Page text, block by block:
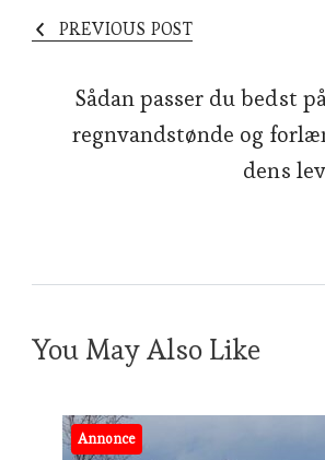
PREVIOUS POST
Sådan passer du bedst
regnvandstønde og
dens
You May Also Like
Annonce